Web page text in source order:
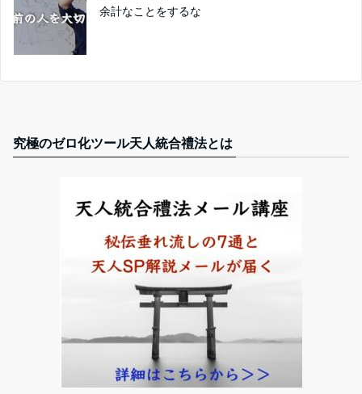
余計なことをするな
究極のゼロ化ツール天人統合禮法とは